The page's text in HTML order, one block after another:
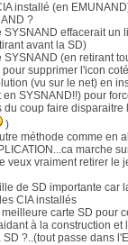
installé (en
?
SYSNAND effacerait un
avant la SD)
SYSNAND (en retirant
supprimer l'icon
(vu sur le net) en
SYSNAND!!) pour
du coup faire disparaitre
)
méthode comme en
marche
veux vraiment retirer le
de SD importante car
CIA installés
carte SD pour
à la construction et
?..(tout passe dans